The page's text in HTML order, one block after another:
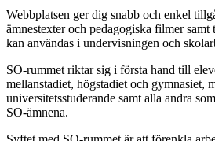
Webbplatsen ger dig snabb och enkel
ämnestexter och pedagogiska filmer samt
kan användas i undervisningen och
SO-rummet riktar sig i första hand till
mellanstadiet, högstadiet och gymnasiet,
universitetsstuderande samt alla andra
SO-ämnena.